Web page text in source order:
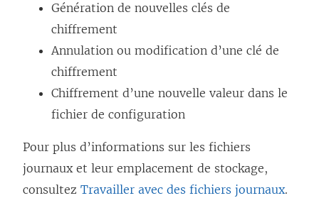
Génération de nouvelles clés de
chiffrement
Annulation ou modification d’une clé de
chiffrement
Chiffrement d’une nouvelle valeur dans le
fichier de configuration
Pour plus d’informations sur les fichiers
journaux et leur emplacement de stockage,
consultez Travailler avec des fichiers journaux.